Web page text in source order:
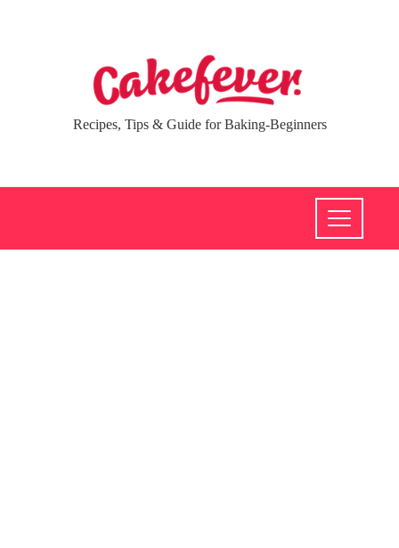
Recipes, Tips & Guide for Baking-Beginners